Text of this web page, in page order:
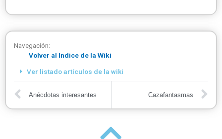
Navegación:
Volver al Indice de la Wiki
Ver listado artículos de la wiki
Anécdotas interesantes Cazafantasmas